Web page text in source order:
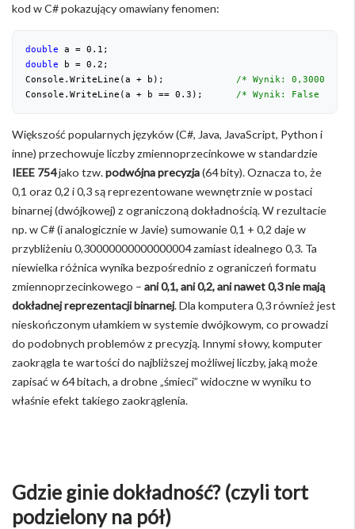
kod w C# pokazujący omawiany fenomen:
double a = 0.1 ;
double b = 0.2 ;
Console.WriteLine(a + b); /* Wynik:
Console.WriteLine(a + b == 0.3 ); /* Wynik: False (0,1
Większość popularnych języków (C#, Java, JavaScript, Python i
inne) przechowuje liczby zmiennoprzecinkowe w standardzie
IEEE 754jako tzw.podwójna precyzja(64 bity). Oznacza to, że
0,1 oraz 0,2 i 0,3 są reprezentowane wewnętrznie w postaci
binarnej (dwójkowej) z ograniczoną dokładnością. W rezultacie
np. w C# (i analogicznie w Javie) sumowanie 0,1 + 0,2 daje w
przybliżeniu 0,30000000000000004 zamiast idealnego 0,3. Ta
niewielka różnica wynika bezpośrednio z ograniczeń formatu
zmiennoprzecinkowego – ani 0,1, ani 0,2, ani nawet 0,3 nie mają
dokładnej reprezentacji binarnej. Dla komputera 0,3 również jest
nieskończonym ułamkiem w systemie dwójkowym, co prowadzi
do podobnych problemów z precyzją. Innymi słowy, komputer
zaokrągla te wartości do najbliższej możliwej liczby, jaką może
zapisać w 64 bitach, a drobne „śmieci” widoczne w wyniku to
właśnie efekt takiego zaokrąglenia.
Gdzie ginie dokładność? (czyli tort
podzielony na pół)